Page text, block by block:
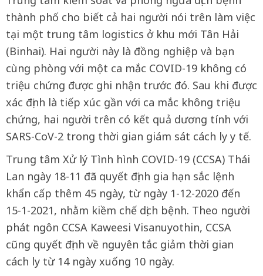
thành phố cho biết cả hai người nói trên làm việc
tại một trung tâm logistics ở khu mới Tân Hải
(Binhai). Hai người này là đồng nghiệp và bạn
cùng phòng với một ca mắc COVID-19 không có
triệu chứng được ghi nhận trước đó. Sau khi được
xác định là tiếp xúc gần với ca mắc không triệu
chứng, hai người trên có kết quả dương tính với
SARS-CoV-2 trong thời gian giám sát cách ly y tế.
Trung tâm Xử lý Tình hình COVID-19 (CCSA) Thái
Lan ngày 18-11 đã quyết định gia hạn sắc lệnh
khẩn cấp thêm 45 ngày, từ ngày 1-12-2020 đến
15-1-2021, nhằm kiềm chế dịch bệnh. Theo người
phát ngôn CCSA Kaweesi Visanuyothin, CCSA
cũng quyết định về nguyên tắc giảm thời gian
cách ly từ 14 ngày xuống 10 ngày.